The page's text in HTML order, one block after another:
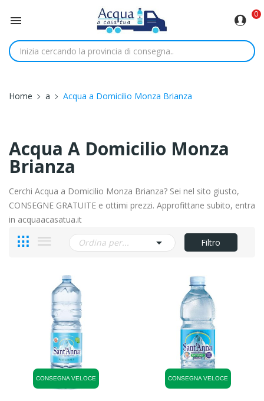

0
Home a Acqua a Domicilio Monza Brianza
Acqua A Domicilio Monza
Brianza
Cerchi Acqua a Domicilio Monza Brianza? Sei nel sito giusto,
CONSEGNE GRATUITE e ottimi prezzi. Approfittane subito, entra
in acquaacasatua.it
Ordina per...  Filtro
CONSEGNA VELOCE CONSEGNA VELOCE